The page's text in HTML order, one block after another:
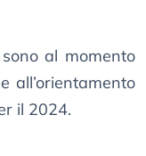
sono al momento
all’orientamento
il 2024.